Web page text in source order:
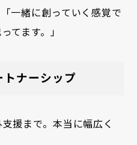
一緒に創っていく感覚で
てます。」
トナーシップ
援まで。本当に幅広く